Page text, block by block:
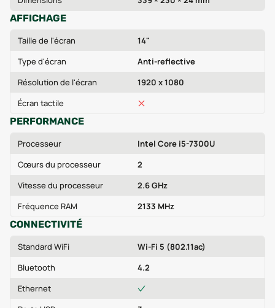
AFFICHAGE
Taille de l'écran
14"
Type d'écran
Anti-reflective
Résolution de l'écran
1920 x 1080
Écran tactile
PERFORMANCE
Processeur
Intel Core i5-7300U
Cœurs du processeur
2
Vitesse du processeur
2.6 GHz
Fréquence RAM
2133 MHz
CONNECTIVITÉ
Standard WiFi
Wi-Fi 5 (802.11ac)
Bluetooth
4.2
Ethernet